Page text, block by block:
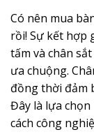
Có nên mua
rồi! Sự kết hợp
tấm và chân
ưa chuộng.
đồng thời đảm
Đây là lựa
cách công